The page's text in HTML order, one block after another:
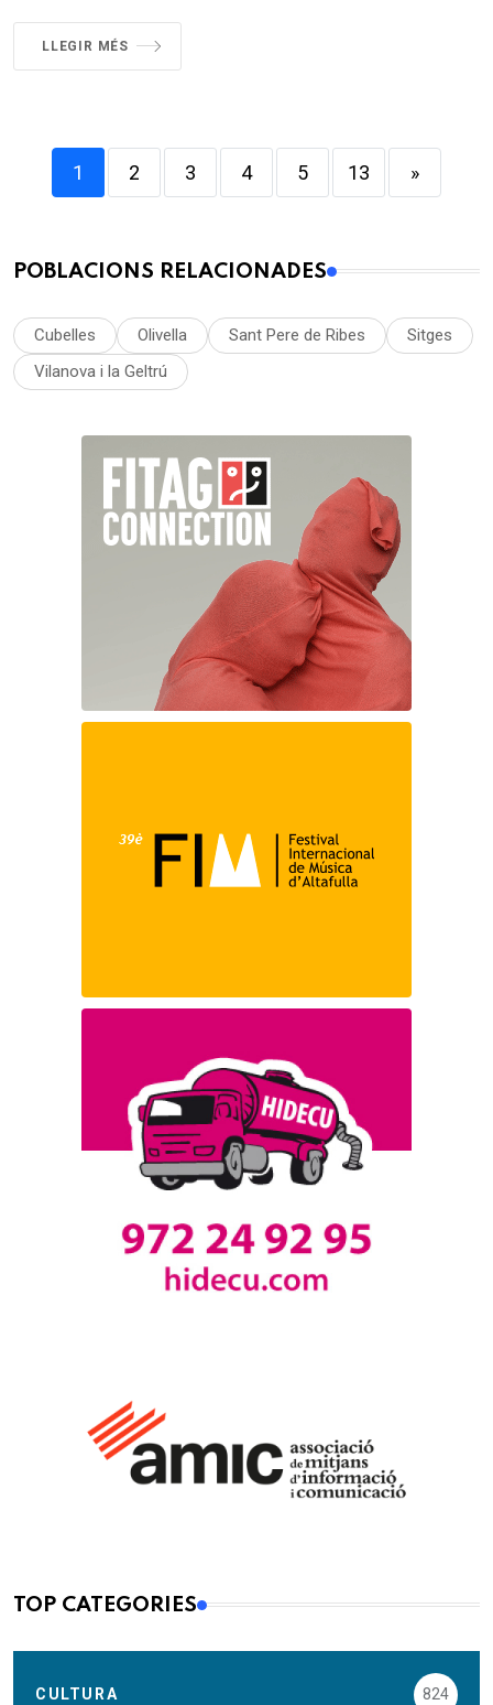
LLEGIR MÉS
1 2 3 4 5 13 »
POBLACIONS RELACIONADES
Cubelles Olivella Sant Pere de Ribes
Sitges
Vilanova i la Geltrú
TOP CATEGORIES
CULTURA 824